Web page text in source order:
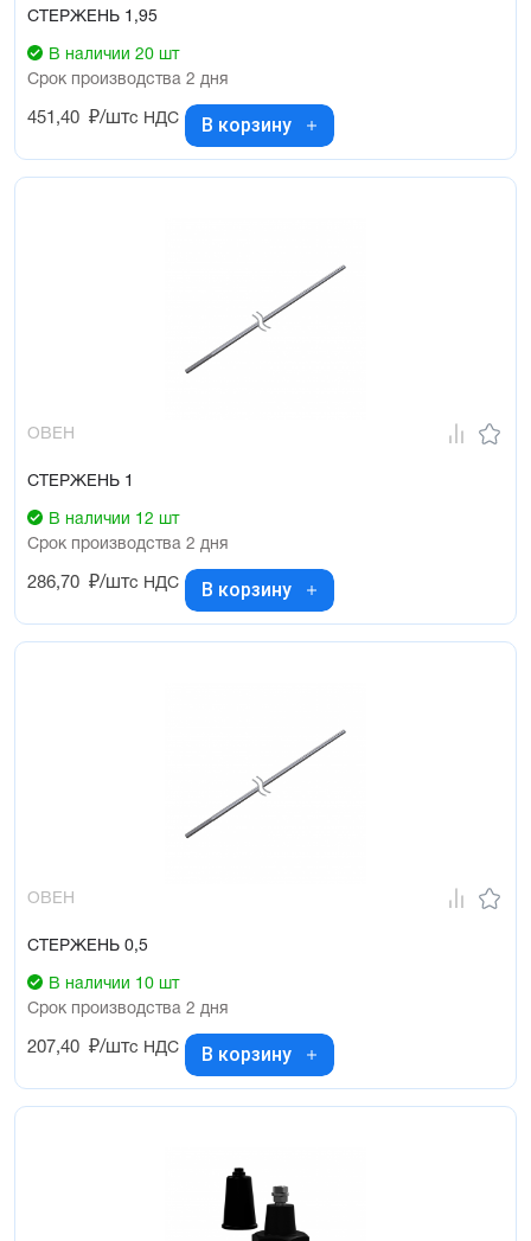
СТЕРЖЕНЬ 1,95
В наличии 20 шт
Срок производства 2 дня
451,40 ₽/штс НДС В корзину
ОВЕН
СТЕРЖЕНЬ 1
В наличии 12 шт
Срок производства 2 дня
286,70 ₽/штс НДС В корзину
ОВЕН
СТЕРЖЕНЬ 0,5
В наличии 10 шт
Срок производства 2 дня
207,40 ₽/штс НДС В корзину